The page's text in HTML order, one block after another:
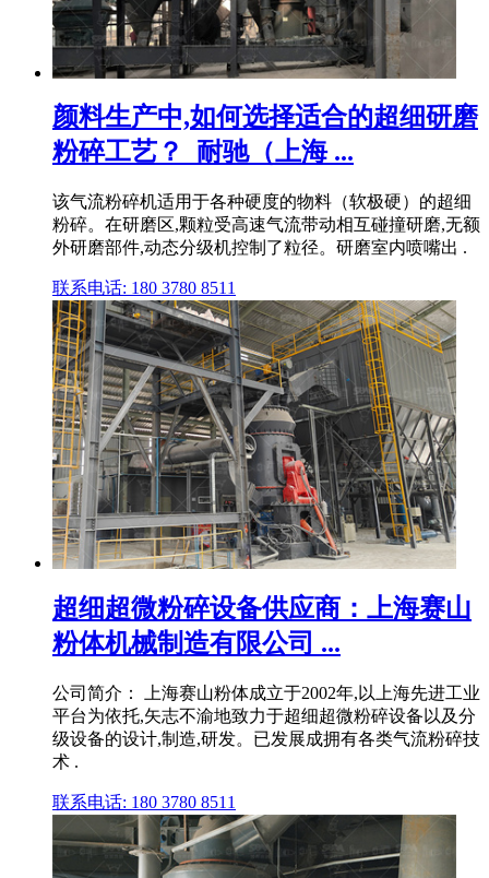
颜料生产中,如何选择适合的超细研磨
粉碎工艺？_耐驰（上海 ...
该气流粉碎机适用于各种硬度的物料（软极硬）的超细
粉碎。在研磨区,颗粒受高速气流带动相互碰撞研磨,无额
外研磨部件,动态分级机控制了粒径。研磨室内喷嘴出 .
联系电话: 180 3780 8511
超细超微粉碎设备供应商：上海赛山
粉体机械制造有限公司 ...
公司简介： 上海赛山粉体成立于2002年,以上海先进工业
平台为依托,矢志不渝地致力于超细超微粉碎设备以及分
级设备的设计,制造,研发。已发展成拥有各类气流粉碎技
术 .
联系电话: 180 3780 8511